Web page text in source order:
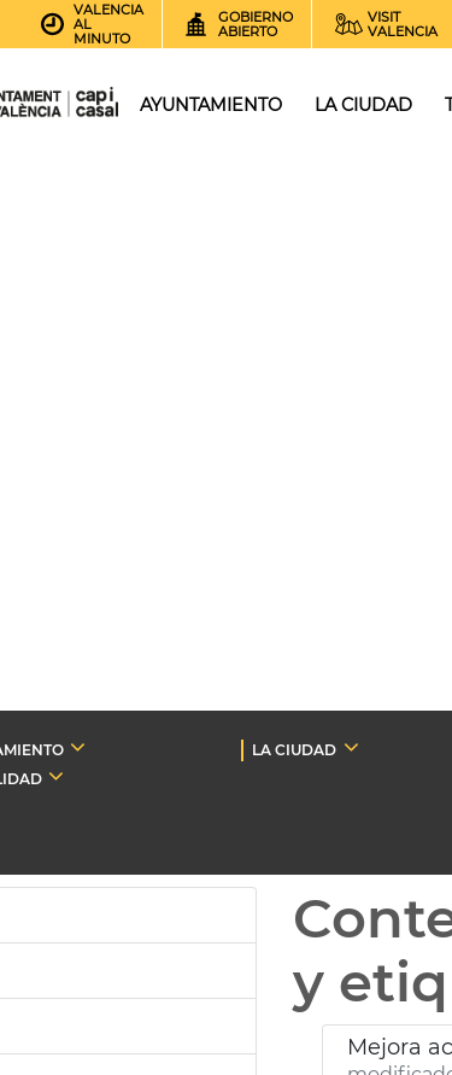
VALENCIA
AL
MINUTO
GOBIERNO
ABIERTO
VISIT
VALENCIA
AYUNTAMIENTO LA CIUDAD
LA CIUDAD
y
Mejora